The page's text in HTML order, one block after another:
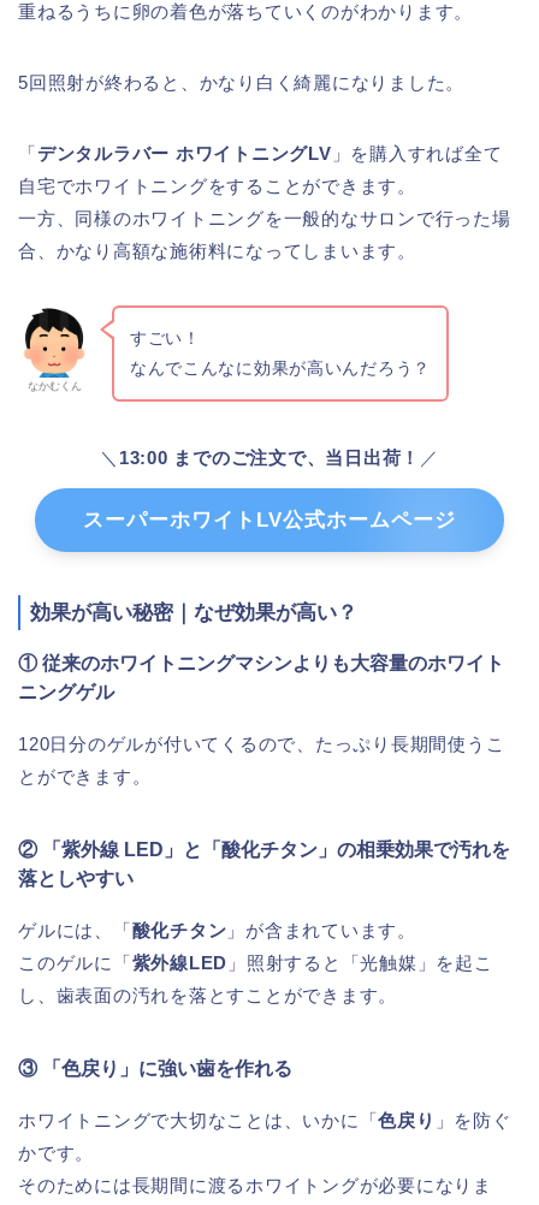
重ねるうちに卵の着色が落ちていくのがわかります。
5回照射が終わると、かなり白く綺麗になりました。
「デンタルラバー ホワイトニングLV 」を購入すれば全て
自宅でホワイトニングをすることができます。
一方、同様のホワイトニングを一般的なサロンで行った場
合、かなり高額な施術料になってしまいます。
なかむくん
すごい！
なんでこんなに効果が高いんだろう？
＼ 13:00 までのご注文で、当日出荷！ ／
スーパーホワイトLV公式ホームページ
効果が高い秘密｜なぜ効果が高い？
① 従来のホワイトニングマシンよりも大容量のホワイト
ニングゲル
120日分のゲルが付いてくるので、たっぷり長期間使うこ
とができます。
② 「紫外線 LED」と「酸化チタン」の相乗効果で汚れを
落としやすい
ゲルには、「酸化チタン 」が含まれています。
このゲルに「紫外線LED 」照射すると「光触媒」を起こ
し、歯表面の汚れを落とすことができます。
③ 「色戻り」に強い歯を作れる
ホワイトニングで大切なことは、いかに「色戻り 」を防ぐ
かです。
そのためには長期間に渡るホワイトングが必要になりま